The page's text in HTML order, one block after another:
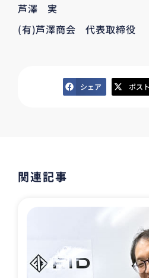
芦澤 実
(有)芦澤商会 代表取締役
シェア ポスト
関連記事